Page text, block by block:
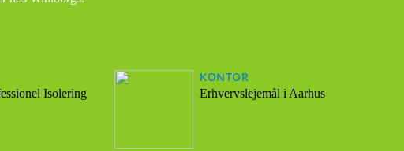
Isolering
KONTOR
Erhvervslejemål i Aarhus